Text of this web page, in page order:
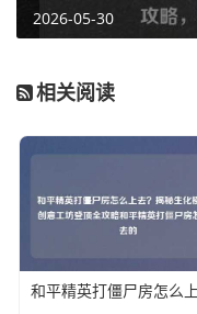
2026-05-30
相关阅读